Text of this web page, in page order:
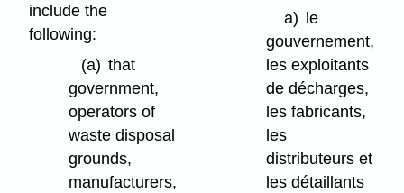
include the
following:
(a) that
government,
operators of
waste disposal
grounds,
manufacturers,
a)
le
gouvernement,
les exploitants
de décharges,
les fabricants,
les
distributeurs et
les détaillants